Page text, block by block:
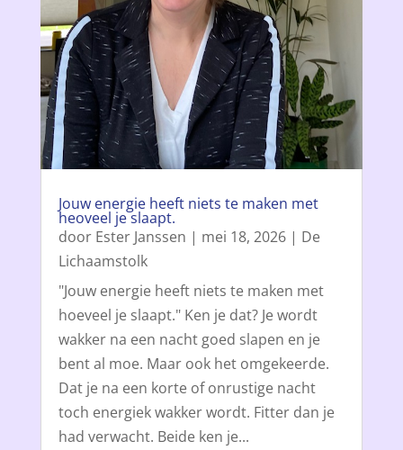
Jouw energie heeft niets te maken met
heoveel je slaapt.
door Ester Janssen | mei 18, 2026| De
Lichaamstolk
"Jouw energie heeft niets te maken met
hoeveel je slaapt." Ken je dat? Je wordt
wakker na een nacht goed slapen en je
bent al moe. Maar ook het omgekeerde.
Dat je na een korte of onrustige nacht
toch energiek wakker wordt. Fitter dan je
had verwacht. Beide ken je...